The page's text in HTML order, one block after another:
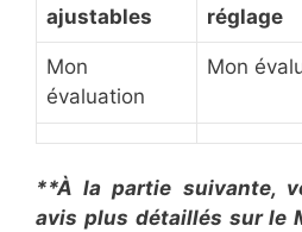
ajustables
réglage
Mon
évaluation
Mon
**À la partie suivante,
avis plus détaillés sur le